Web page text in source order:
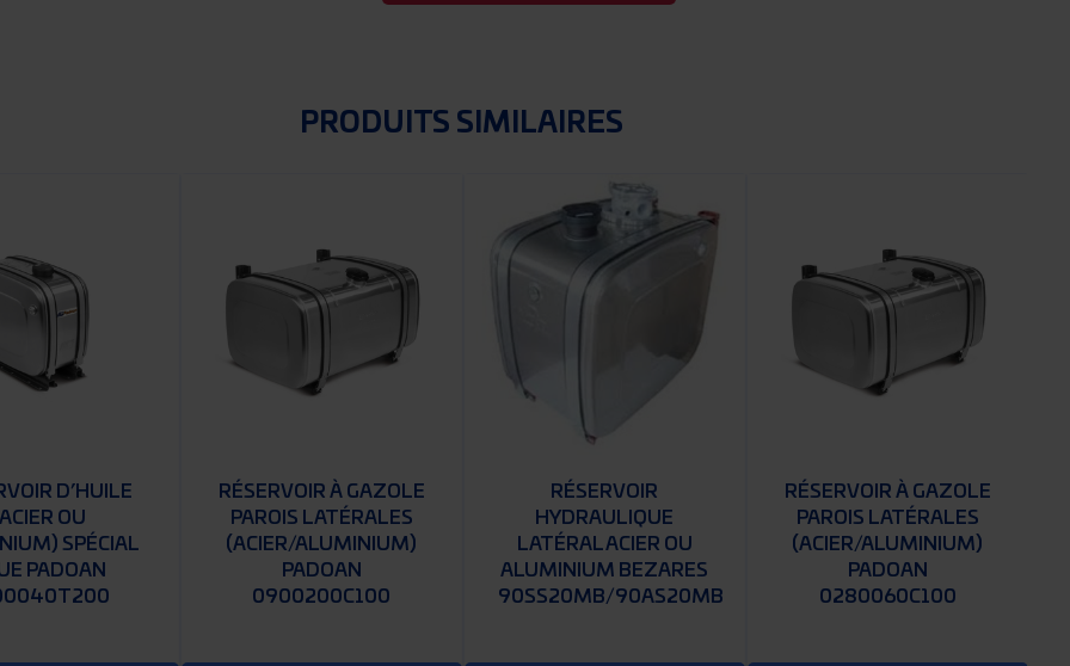
PRODUITS SIMILAIRES
D’HUILE
OU
SPÉCIAL
PADOAN
RÉSERVOIR À GAZOLE
PAROIS LATÉRALES
(ACIER/ALUMINIUM)
PADOAN
0900200C100
RÉSERVOIR
HYDRAULIQUE
LATÉRAL ACIER OU
ALUMINIUM BEZARES
90SS20MB/90AS20MB
RÉSERVOIR À GAZOLE
PAROIS LATÉRALES
(ACIER/ALUMINIUM)
PADOAN
0280060C100